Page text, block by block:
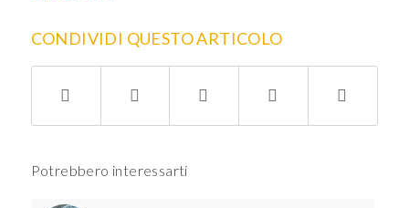
CONDIVIDI QUESTO ARTICOLO
Potrebbero interessarti